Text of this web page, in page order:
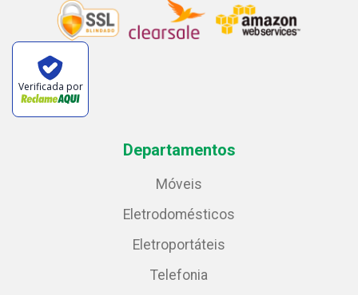
Verificada por
Departamentos
Móveis
Eletrodomésticos
Eletroportáteis
Telefonia